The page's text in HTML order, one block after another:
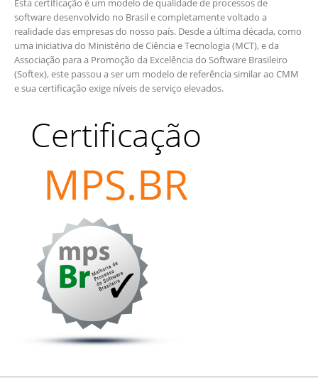
Esta certificação é um modelo de qualidade de processos de
software desenvolvido no Brasil e completamente voltado a
realidade das empresas do nosso país. Desde a última década, como
uma iniciativa do Ministério de Ciência e Tecnologia (MCT), e da
Associação para a Promoção da Excelência do Software Brasileiro
(Softex), este passou a ser um modelo de referência similar ao CMM
e sua certificação exige níveis de serviço elevados.